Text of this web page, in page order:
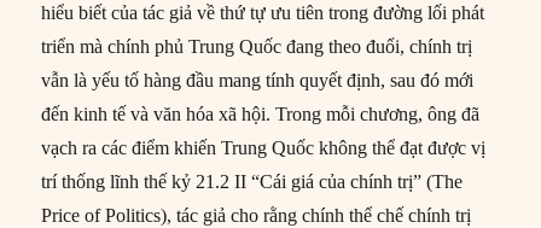
hiểu biết của tác giả về thứ tự ưu tiên trong đường lối phát
triển mà chính phủ Trung Quốc đang theo đuổi, chính trị
vẫn là yếu tố hàng đầu mang tính quyết định, sau đó mới
đến kinh tế và văn hóa xã hội. Trong mỗi chương, ông đã
vạch ra các điểm khiến Trung Quốc không thể đạt được vị
trí thống lĩnh thế kỷ 21.2 II “Cái giá của chính trị” (The
Price of Politics), tác giả cho rằng chính thể chế chính trị